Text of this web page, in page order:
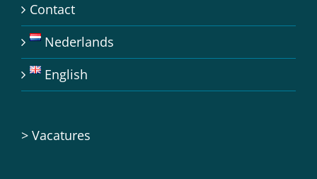
Contact
Nederlands
English
> Vacatures